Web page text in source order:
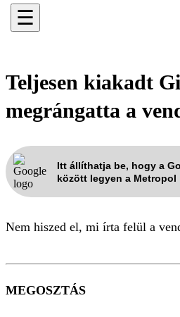
☰
Teljesen kiakadt
megrángatta a
Itt állíthatja be, hogy a
között legyen a Metropol
Nem hiszed el, mi írta felül a
MEGOSZTÁS